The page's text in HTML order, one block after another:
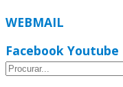
WEBMAIL
Facebook Youtube